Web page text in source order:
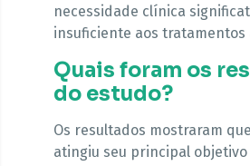
necessidade clínica
insuficiente aos
Quais foram os
do estudo?
Os resultados mostraram que
atingiu seu principal objetivo